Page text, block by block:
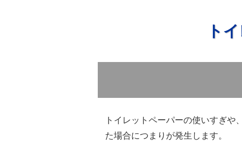
ト
トイレットペーパーの使いすぎ
た場合につまりが発生します。